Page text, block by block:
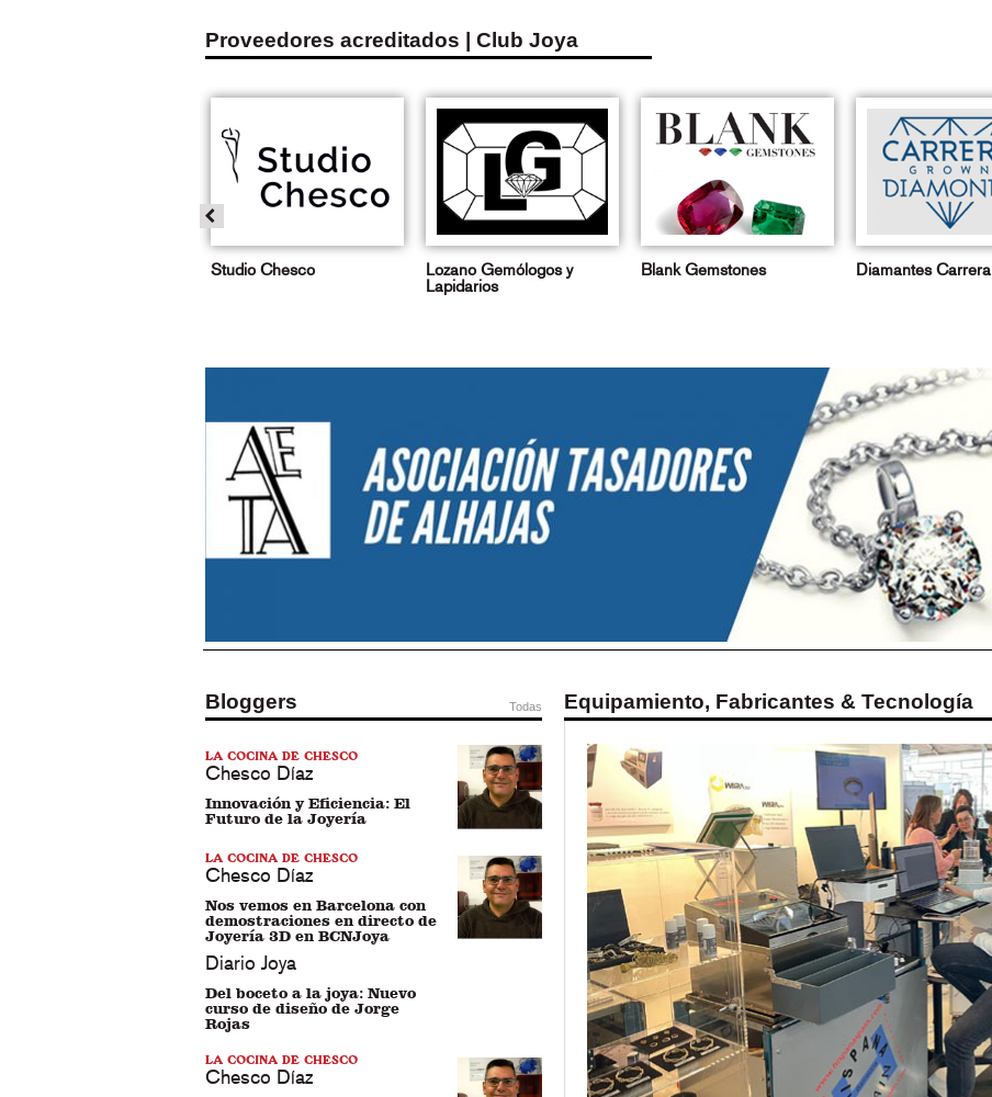
Proveedores acreditados | Club Joya
Studio Chesco
Lozano Gemólogos y
Lapidarios
Blank Gemstones Diamantes Carrera
Bloggers Todas
LA COCINA DE CHESCO
Chesco Díaz
Innovación y Eficiencia: El
Futuro de la Joyería
LA COCINA DE CHESCO
Chesco Díaz
Nos vemos en Barcelona con
demostraciones en directo de
Joyería 3D en BCNJoya
Diario Joya
Del boceto a la joya: Nuevo
curso de diseño de Jorge
Rojas
LA COCINA DE CHESCO
Chesco Díaz
Equipamiento, Fabricantes & Tecnología